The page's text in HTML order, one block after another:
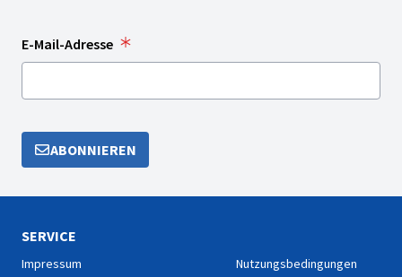
E-Mail-Adresse
ABONNIEREN
SERVICE
Impressum
Nutzungsbedingungen